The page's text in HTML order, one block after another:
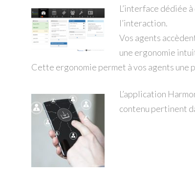
L’interface dédiée
l’interaction.
Vos agents
une ergonomie
Cette ergonomie permet à vos agents une
L’application
contenu pertinent